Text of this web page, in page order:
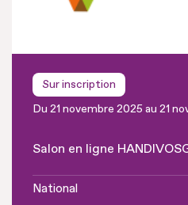
Sur inscription
Du 21 novembre 2025 au 21
Salon en ligne
National